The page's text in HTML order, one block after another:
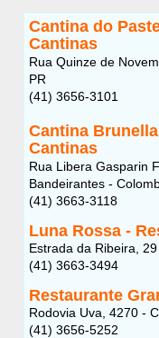
Cantina do
Cantinas
Rua Quinze de
PR
(41) 3656-3101
Cantina
Cantinas
Rua Libera Gasparin
Bandeirantes -
(41) 3663-3118
Luna Rossa -
Estrada da Ribeira,
(41) 3663-3494
Restaurante
Rodovia Uva, 4270 -
(41) 3656-5252